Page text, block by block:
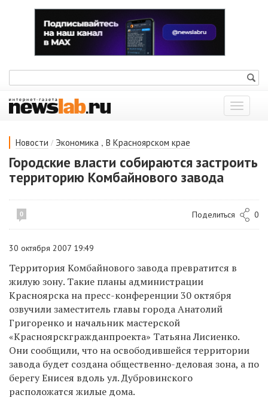
Показать
меню
Новости / Экономика , В Красноярском крае
Городские власти собираются застроить
территорию Комбайнового завода
0 Поделиться 0
30 октября 2007 19:49
Территория Комбайнового завода превратится в
жилую зону. Такие планы администрации
Красноярска на пресс-конференции 30 октября
озвучили заместитель главы города Анатолий
Григоренко и начальник мастерской
«Красноярскгражданпроекта» Татьяна Лисиенко.
Они сообщили, что на освободившейся территории
завода будет создана общественно-деловая зона, а по
берегу Енисея вдоль ул. Дубровинского
расположатся жилые дома.